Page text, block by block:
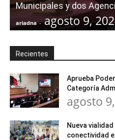
Municipales y dos
ariadna - agosto 9,
Recientes
Aprueba
Categoría
agosto
Nueva
conectividad